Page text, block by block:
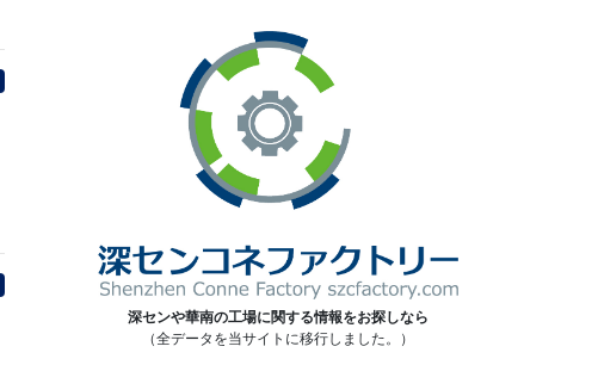
深センや華南の工場に関する情報をお探しなら
（全データを当サイトに移行しました。）